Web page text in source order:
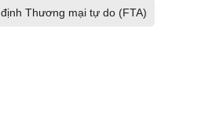
Thương mại tự do (FTA)